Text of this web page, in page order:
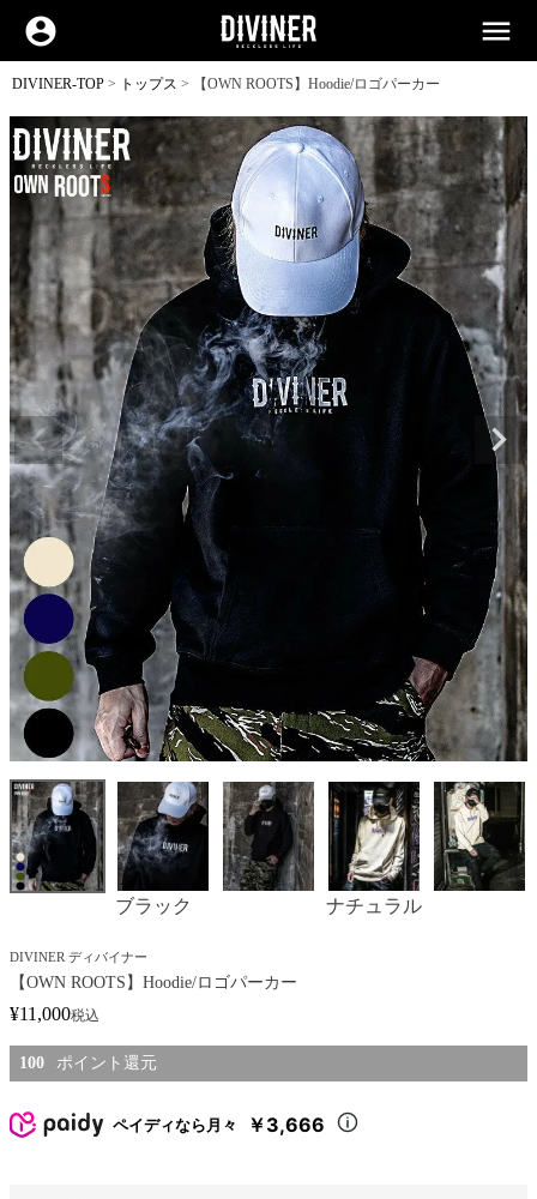
account_circle menu
DIVINER-TOP トップス 【OWN ROOTS】Hoodie/ロゴパーカー
ブラック ナチュラル
DIVINER ディバイナー
【OWN ROOTS】Hoodie/ロゴパーカー
¥11,000税込
100
ペイディなら月々 ￥3,666